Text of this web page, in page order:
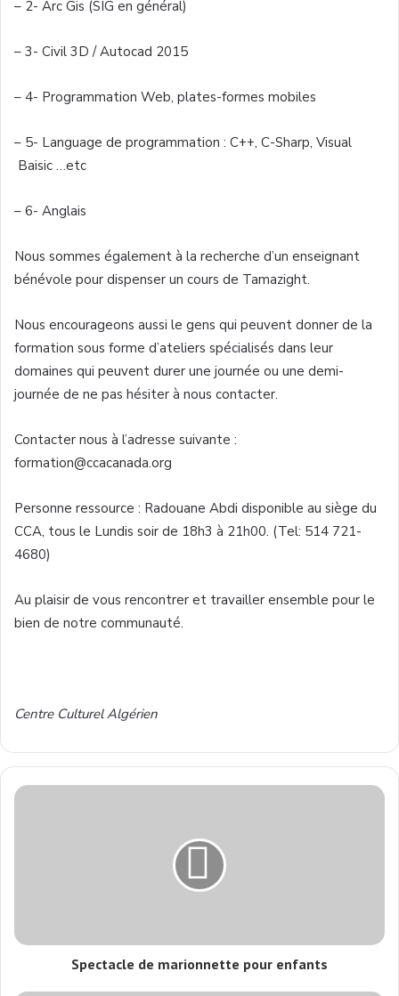
– 2- Arc Gis (SIG en général)
– 3- Civil 3D /Autocad 2015
– 4- Programmation Web, plates-formes mobiles
– 5- Language de programmation : C++, C-Sharp, Visual
Baisic …etc
– 6- Anglais
Nous sommes également à la recherche d’un enseignant
bénévole pour dispenser un cours de Tamazight.
Nous encourageons aussi le gens qui peuvent donner de la
formation sous forme d’ateliers spécialisés dans leur
domaines qui peuvent durer une journée ou une demi-
journée de ne pas hésiter à nous contacter.
Contacter nous à l’adresse suivante :
formation@ccacanada.org
Personne ressource : Radouane Abdi disponible au siège du
CCA, tous le Lundis soir de 18h3 à 21h00. (Tel: 514 721-
4680)
Au plaisir de vous rencontrer et travailler ensemble pour le
bien de notre communauté.
Centre Culturel Algérien
Spectacle de marionnette pour enfants